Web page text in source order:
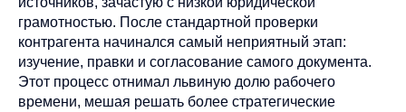
грамотностью. После стандартной проверки
контрагента начинался самый неприятный этап:
изучение, правки и согласование самого документа.
Этот процесс отнимал львиную долю рабочего
времени, мешая решать более стратегические